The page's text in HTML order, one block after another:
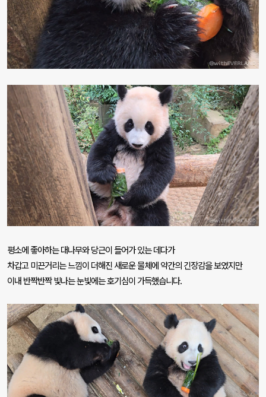
평소에 좋아하는 대나무와 당근이 들어가 있는 데다가
차갑고 미끈거리는 느낌이 더해진 새로운 물체에 약간의 긴장감을 보였지만
이내 반짝반짝 빛나는 눈빛에는 호기심이 가득했습니다.